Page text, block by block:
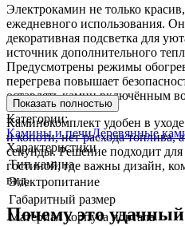
Электрокамин не только
ежедневного использования.
декоративная подсветка для
источник дополнительного
Предусмотрены режимы
перегрева повышает
оставлять камин включённым
Каминокомплект удобен в
и копоти, нет расхода топлива,
секунды. Решение подходит
гостиной, где важны дизайн,
вид.
Почему это
Показать полностью
Категории:
Камины и печиДеревянные
Характеристики
Тип камина
Электропитание
Габаритный размер
Материал корпуса портала